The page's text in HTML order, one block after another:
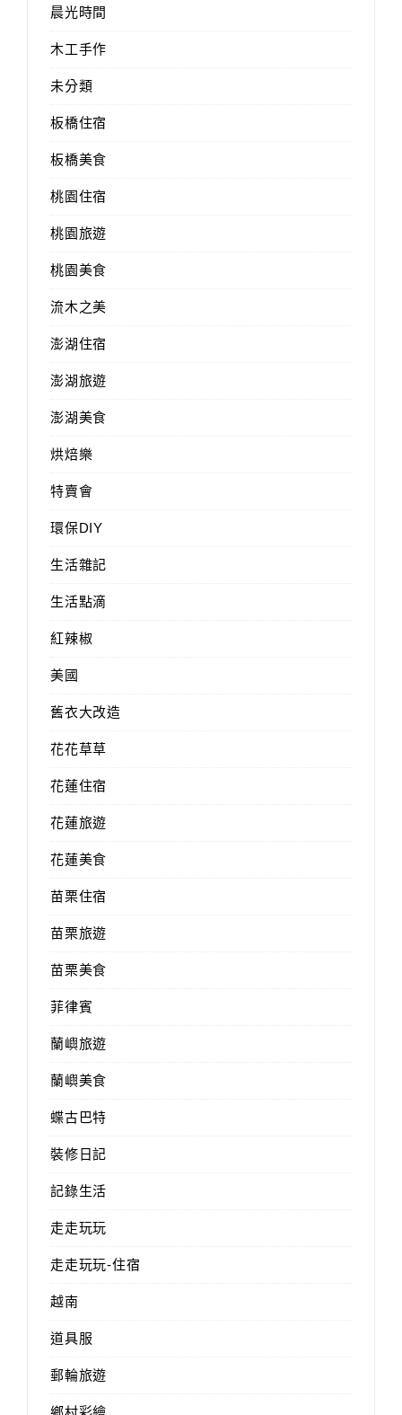
晨光時間
木工手作
未分類
板橋住宿
板橋美食
桃園住宿
桃園旅遊
桃園美食
流木之美
澎湖住宿
澎湖旅遊
澎湖美食
烘焙樂
特賣會
環保DIY
生活雜記
生活點滴
紅辣椒
美國
舊衣大改造
花花草草
花蓮住宿
花蓮旅遊
花蓮美食
苗栗住宿
苗栗旅遊
苗栗美食
菲律賓
蘭嶼旅遊
蘭嶼美食
蝶古巴特
裝修日記
記錄生活
走走玩玩
走走玩玩-住宿
越南
道具服
郵輪旅遊